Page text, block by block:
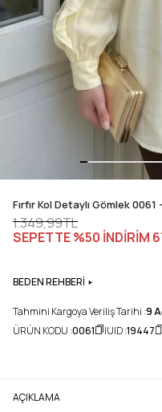
Fırfır Kol Detaylı Gömlek 0061
1.349,99TL
SEPETTE %50 İNDİRİM
BEDEN REHBERİ
Tahmini Kargoya Veriliş Tarihi :9
ÜRÜN KODU :0061 UID :19447
AÇIKLAMA